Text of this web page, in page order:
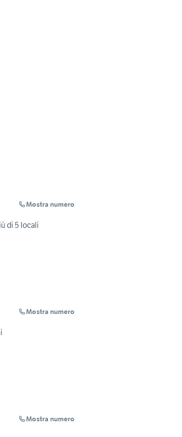
Mostra numero
di 5 locali
Mostra numero
Mostra numero